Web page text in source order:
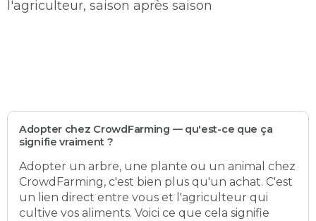
l'agriculteur, saison après saison
Adopter chez CrowdFarming — qu'est-ce que ça
signifie vraiment ?
Adopter un arbre, une plante ou un animal chez
CrowdFarming, c'est bien plus qu'un achat. C'est
un lien direct entre vous et l'agriculteur qui
cultive vos aliments. Voici ce que cela signifie